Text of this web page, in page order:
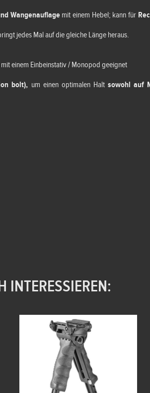
Wangenauflage mit einem Hebel; kann für
jedes Mal auf die gleiche Länge heraus.
einem Einbeinstativ / Monopod geeignet
bolt), um einen optimalen Halt sowohl auf
INTERESSIEREN: